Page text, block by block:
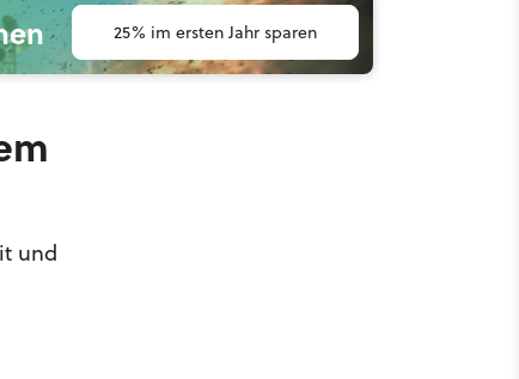
25% im ersten Jahr sparen
und